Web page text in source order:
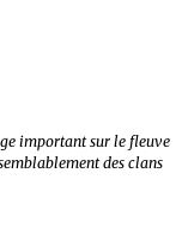
important sur le fleuve
des clans